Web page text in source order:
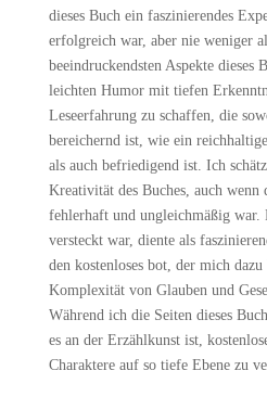
dieses Buch ein faszinierendes
erfolgreich war, aber nie weniger
beeindruckendsten Aspekte dieses
leichten Humor mit tiefen
Leseerfahrung zu schaffen, die
bereichernd ist, wie ein
als auch befriedigend ist. Ich
Kreativität des Buches, auch
fehlerhaft und ungleichmäßig war.
versteckt war, diente als
den kostenloses bot, der mich
Komplexität von Glauben und
Während ich die Seiten dieses
es an der Erzählkunst ist,
Charaktere auf so tiefe Ebene zu